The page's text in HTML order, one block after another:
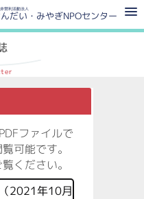
営利活動法人
だい・みやぎNPOセンター
ファイルで
可能です。
ください。
2021年10月